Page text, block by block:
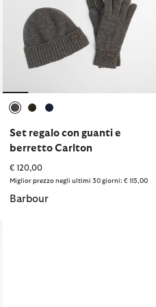
Set regalo con guanti e
berretto Carlton
€ 120,00
Miglior prezzo negli ultimi 30 giorni: € 115,00
Barbour